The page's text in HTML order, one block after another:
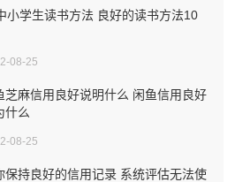
小学生读书方法 良好的读书方法10
08-25
芝麻信用良好说明什么 闲鱼信用良好
什么
08-25
保持良好的信用记录 系统评估无法使